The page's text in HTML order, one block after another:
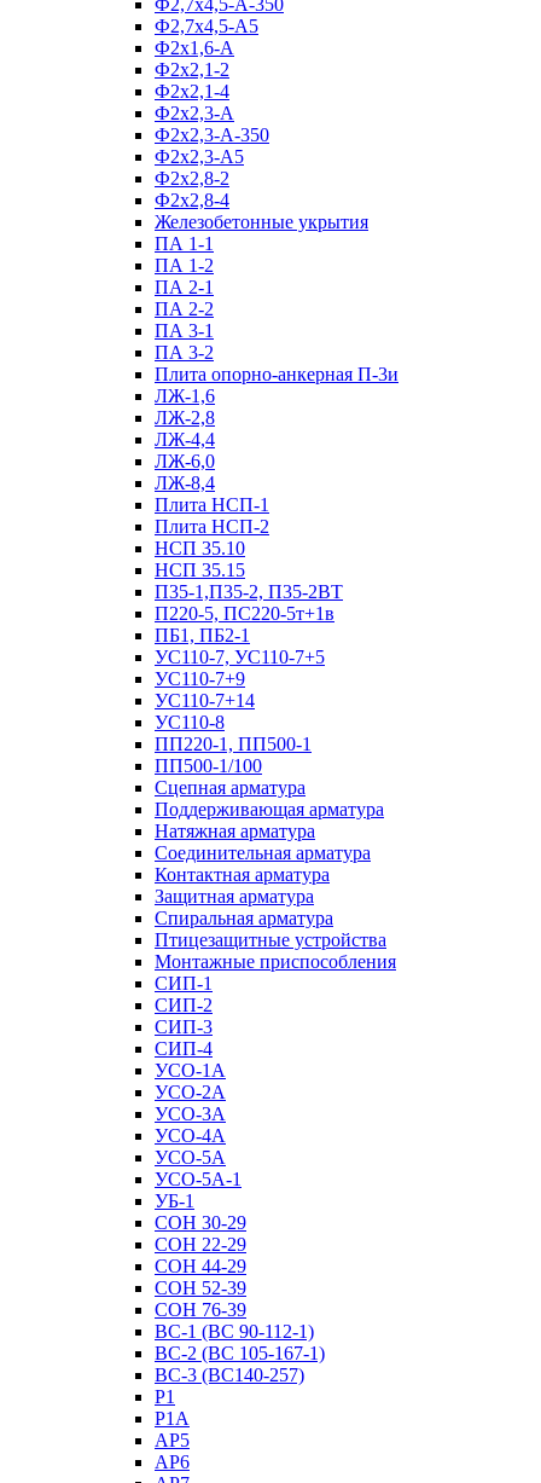
Ф2,7х4,5-А5
Ф2х1,6-А
Ф2х2,1-2
Ф2х2,1-4
Ф2х2,3-А
Ф2х2,3-А-350
Ф2х2,3-А5
Ф2х2,8-2
Ф2х2,8-4
Железобетонные укрытия
ПА 1-1
ПА 1-2
ПА 2-1
ПА 2-2
ПА 3-1
ПА 3-2
Плита опорно-анкерная П-3и
ЛЖ-1,6
ЛЖ-2,8
ЛЖ-4,4
ЛЖ-6,0
ЛЖ-8,4
Плита НСП-1
Плита НСП-2
НСП 35.10
НСП 35.15
П35-1,П35-2, П35-2ВТ
П220-5, ПС220-5т+1в
ПБ1, ПБ2-1
УС110-7, УС110-7+5
УС110-7+9
УС110-7+14
УС110-8
ПП220-1, ПП500-1
ПП500-1/100
Сцепная арматура
Поддерживающая арматура
Натяжная арматура
Соединительная арматура
Контактная арматура
Защитная арматура
Спиральная арматура
Птицезащитные устройства
Монтажные приспособления
СИП-1
СИП-2
СИП-3
СИП-4
УСО-1А
УСО-2А
УСО-3А
УСО-4А
УСО-5А
УСО-5А-1
УБ-1
СОН 30-29
СОН 22-29
СОН 44-29
СОН 52-39
СОН 76-39
ВС-1 (ВС 90-112-1)
ВС-2 (ВС 105-167-1)
ВС-3 (ВС140-257)
Р1
Р1А
АР5
АР6